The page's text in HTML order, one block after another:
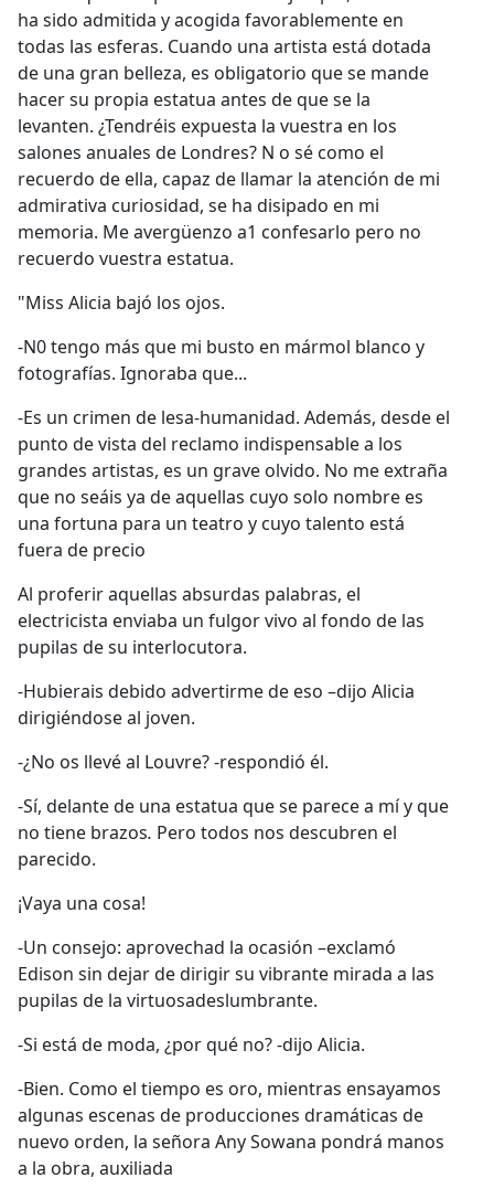
ha sido admitida y acogida favorablemente en
todas las esferas. Cuando una artista está dotada
de una gran belleza, es obligatorio que se mande
hacer su propia estatua antes de que se la
levanten. ¿Tendréis expuesta la vuestra en los
salones anuales de Londres? N o sé como el
recuerdo de ella, capaz de llamar la atención de mi
admirativa curiosidad, se ha disipado en mi
memoria. Me avergüenzo a1 confesarlo pero no
recuerdo vuestra estatua.
"Miss Alicia bajó los ojos.
-N0 tengo más que mi busto en mármol blanco y
fotografías. Ignoraba que...
-Es un crimen de lesa-humanidad. Además, desde el
punto de vista del reclamo indispensable a los
grandes artistas, es un grave olvido. No me extraña
que no seáis ya de aquellas cuyo solo nombre es
una fortuna para un teatro y cuyo talento está
fuera de precio
Al proferir aquellas absurdas palabras, el
electricista enviaba un fulgor vivo al fondo de las
pupilas de su interlocutora.
-Hubierais debido advertirme de eso –dijo Alicia
dirigiéndose al joven.
-¿No os llevé al Louvre? -respondió él.
-Sí, delante de una estatua que se parece a mí y que
no tiene brazos. Pero todos nos descubren el
parecido.
¡Vaya una cosa!
-Un consejo: aprovechad la ocasión –exclamó
Edison sin dejar de dirigir su vibrante mirada a las
pupilas de la virtuosadeslumbrante.
-Si está de moda, ¿por qué no? -dijo Alicia.
-Bien. Como el tiempo es oro, mientras ensayamos
algunas escenas de producciones dramáticas de
nuevo orden, la señora Any Sowana pondrá manos
a la obra, auxiliada